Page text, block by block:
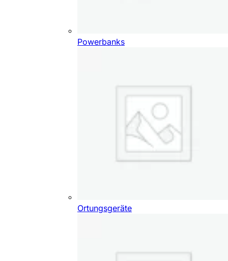
Powerbanks
Ortungsgeräte